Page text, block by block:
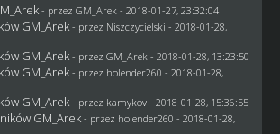
- przez GM_Arek - 2018-01-27, 23:32:04
GM_Arek - przez Niszczycielski - 2018-01-28,
GM_Arek - przez GM_Arek - 2018-01-28, 13:23:50
GM_Arek - przez holender260 - 2018-01-28,
GM_Arek - przez kamykov- 2018-01-28, 15:36:55
GM_Arek - przez holender260 - 2018-01-28,